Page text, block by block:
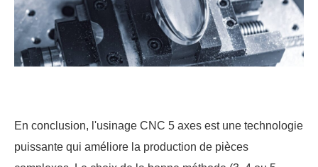
En conclusion, l'usinage CNC 5 axes est une technologie
puissante qui améliore la production de pièces